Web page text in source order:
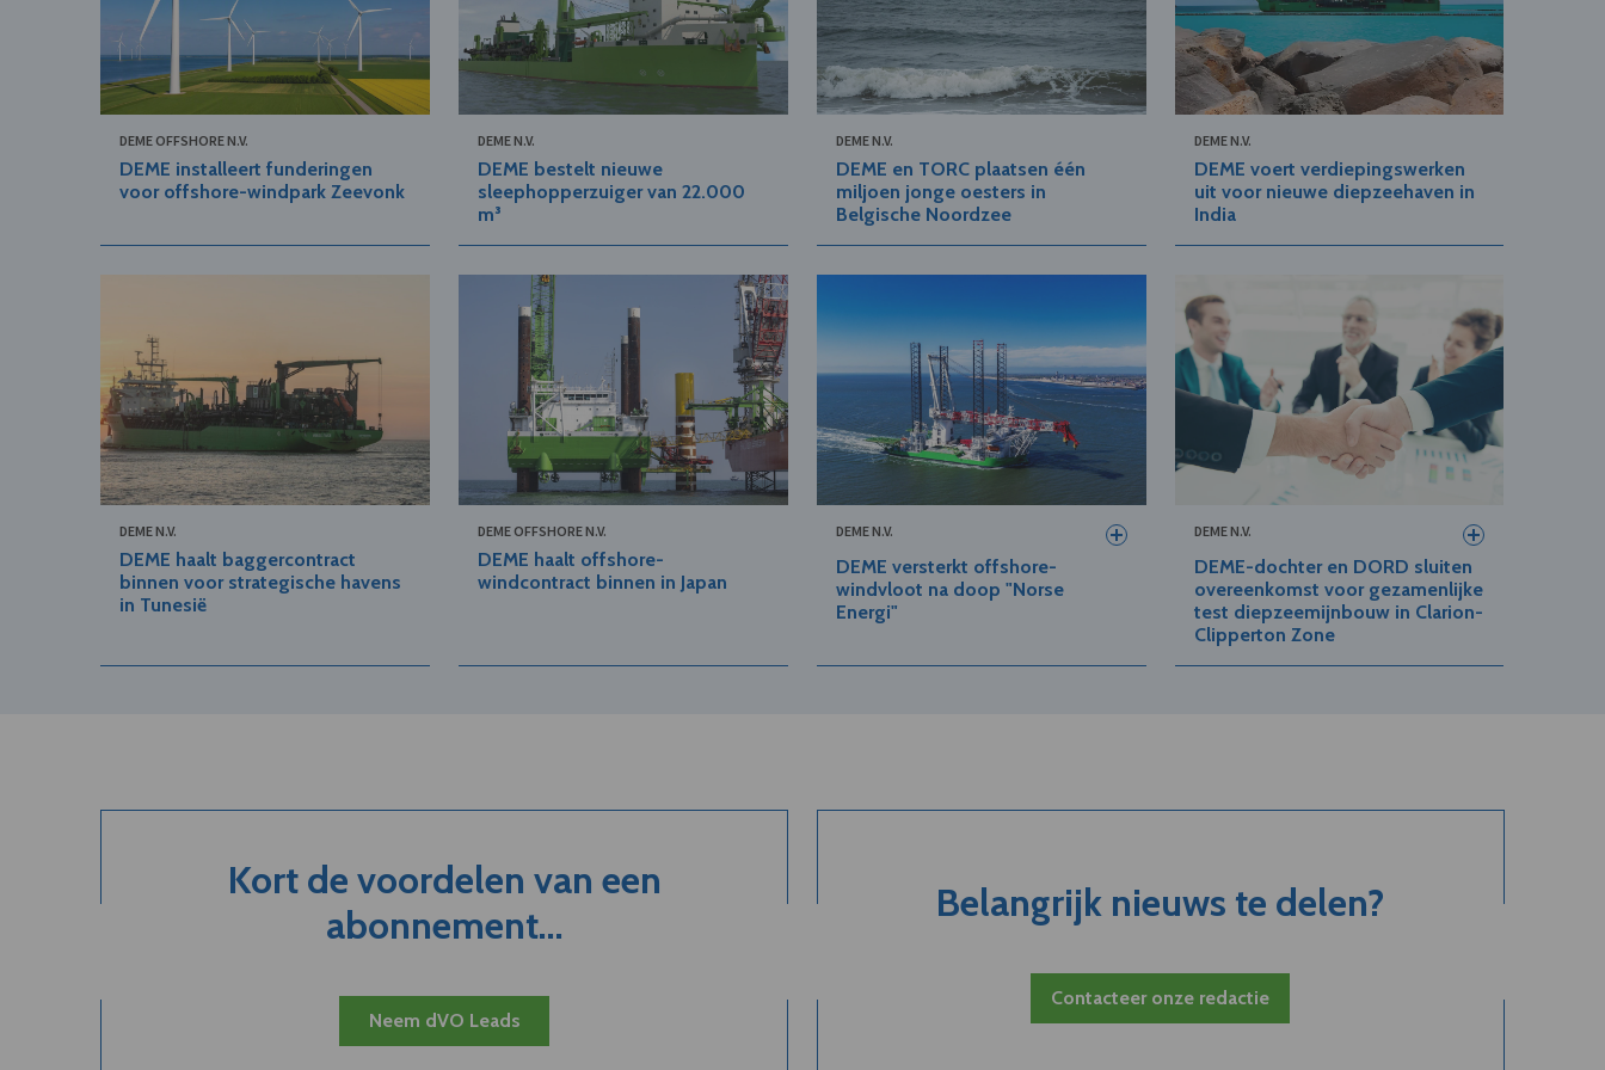
DEME OFFSHORE N.V.
DEME installeert funderingen
voor offshore-windpark Zeevonk
DEME N.V.
DEME bestelt nieuwe
sleephopperzuiger van 22.000
m³
DEME N.V.
DEME en TORC plaatsen één
miljoen jonge oesters in
Belgische Noordzee
DEME N.V.
DEME voert verdiepingswerken
uit voor nieuwe diepzeehaven in
India
DEME N.V.
DEME haalt baggercontract
binnen voor strategische havens
in Tunesië
DEME OFFSHORE N.V.
DEME haalt offshore-
windcontract binnen in Japan
DEME N.V.
DEME versterkt offshore-
windvloot na doop "Norse
Energi"
DEME N.V.
DEME-dochter en DORD sluiten
overeenkomst voor gezamenlijke
test diepzeemijnbouw in Clarion-
Clipperton Zone
Kort de voordelen van een
abonnement...
Neem dVO Leads
Belangrijk nieuws te delen?
Contacteer onze redactie